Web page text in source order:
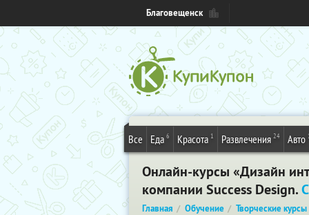
Благовещенск
Все Еда 6 Красота 1 Развлечения 24 Авто
Онлайн-курсы «Дизайн
компании Success Design.
Главная Обучение Творческие курсы